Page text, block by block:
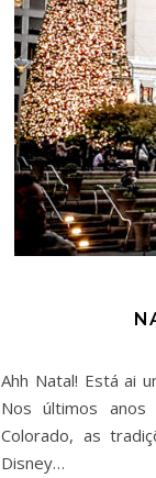
Ahh Natal! Está ai
Nos últimos
Colorado, as
Disney…